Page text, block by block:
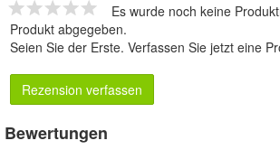
Es wurde noch keine
Produkt abgegeben.
Seien Sie der Erste. Verfassen Sie jetzt eine
Rezension verfassen
Bewertungen